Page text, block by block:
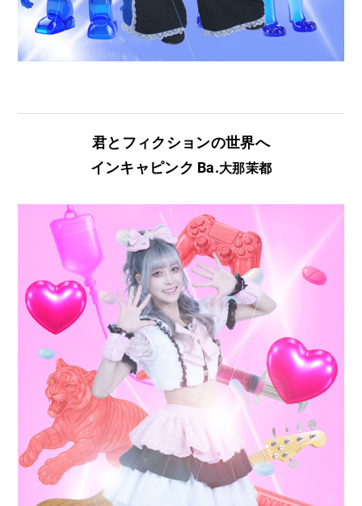
君とフィクションの世界へ
​インキャピンク Ba.大那茉都